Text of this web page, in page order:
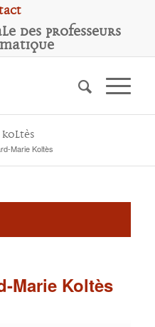
des Professeurs
Marie Koltès
Marie Koltès